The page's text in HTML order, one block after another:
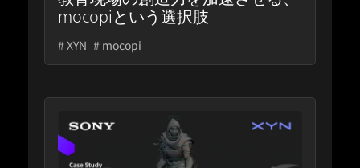
mocopiという選択肢
# XYN # mocopi